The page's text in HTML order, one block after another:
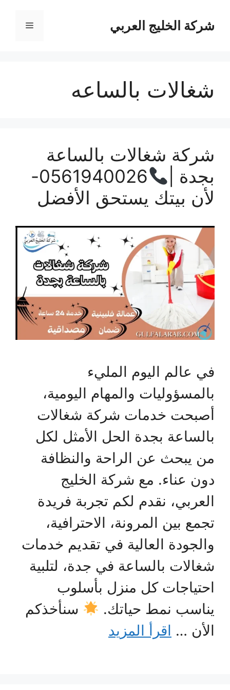
المحتوىشركة الخليج العربي القائمة
شغالات بالساعه
شركة شغالات بالساعة
بجدة |
0561940026-
لأن بيتك يستحق الأفضل
في عالم اليوم المليء
بالمسؤوليات والمهام اليومية،
أصبحت خدمات شركة شغالات
بالساعة بجدة الحل الأمثل لكل
من يبحث عن الراحة والنظافة
دون عناء. مع شركة الخليج
العربي، نقدم لكم تجربة فريدة
تجمع بين المرونة، الاحترافية،
والجودة العالية في تقديم خدمات
شغالات بالساعة في جدة، لتلبية
احتياجات كل منزل بأسلوب
يناسب نمط حياتك.
سنأخذكم
الأن … اقرأ المزيد